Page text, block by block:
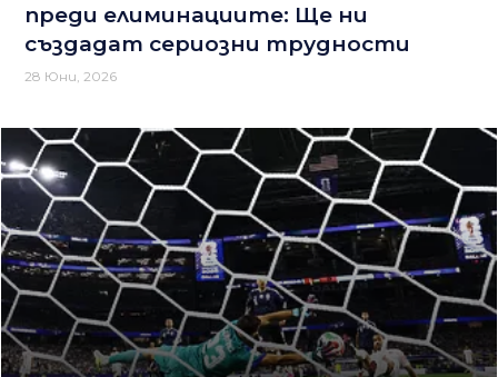
преди елиминациите: Ще ни
създадат сериозни трудности
28 Юни, 2026